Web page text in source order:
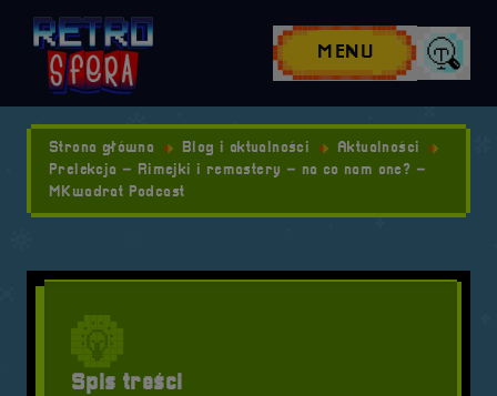
Przejdź do nawigacji
Przejdź do treści
Przejdź do stopki
MENU
Strona główna Blog i aktualności
Aktualności
Prelekcja – Rimejki i remastery – na co nam one? –
MKwadrat Podcast
Spis treści